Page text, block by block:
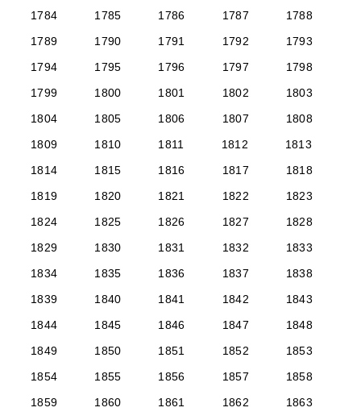
1784
1785 1786 1787
1788
1789
1790 1791 1792
1793
1794
1795 1796 1797
1798
1799
1800 1801 1802
1803
1804
1805 1806 1807
1808
1809
1810 1811 1812
1813
1814
1815 1816 1817
1818
1819
1820 1821 1822
1823
1824
1825 1826 1827
1828
1829
1830 1831 1832
1833
1834
1835 1836 1837
1838
1839
1840 1841 1842
1843
1844
1845 1846 1847
1848
1849
1850 1851 1852
1853
1854
1855 1856 1857
1858
1859
1860 1861 1862
1863